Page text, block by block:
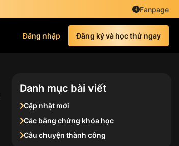
Fanpage
Đăng nhập Đăng ký và học thử ngay
Danh mục bài viết
Cập nhật mới
Các bằng chứng khóa học
Câu chuyện thành công